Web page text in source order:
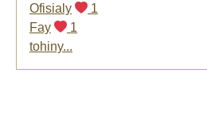
Ofisialy
1
Fay
1
tohiny...